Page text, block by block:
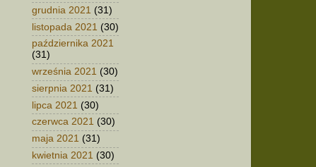
grudnia 2021 (31)
listopada 2021 (30)
października 2021
(31)
września 2021 (30)
sierpnia 2021 (31)
lipca 2021 (30)
czerwca 2021 (30)
maja 2021 (31)
kwietnia 2021 (30)